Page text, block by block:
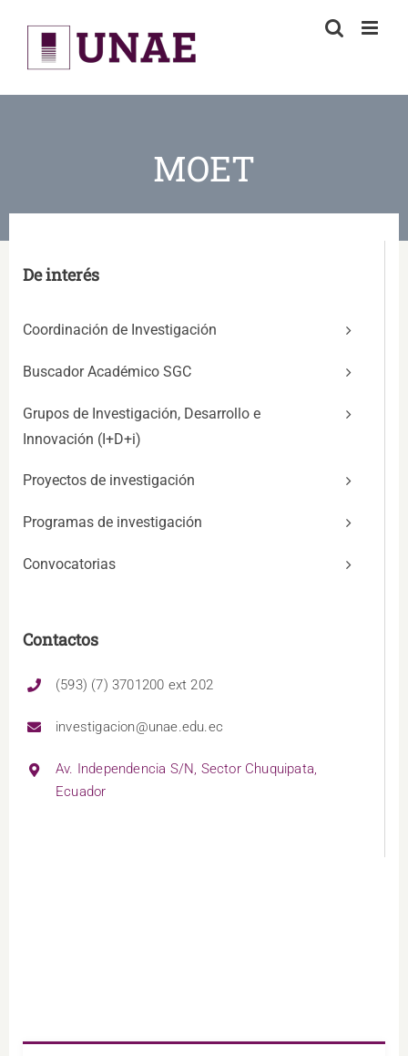
content
MOET
De interés
Coordinación de Investigación
Buscador Académico SGC
Grupos de Investigación, Desarrollo e
Innovación (I+D+i)
Proyectos de investigación
Programas de investigación
Convocatorias
Contactos
(593) (7) 3701200 ext 202
investigacion@unae.edu.ec
Av. Independencia S/N, Sector Chuquipata,
Ecuador